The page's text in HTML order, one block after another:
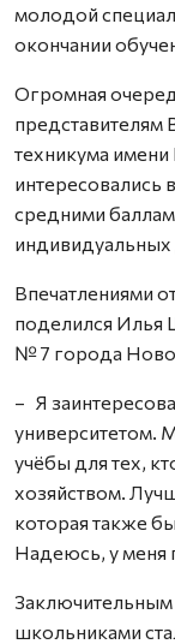
молодой
окончании
Огромная
представителям
техникума
интересовались
средними
индивидуальных
Впечатлениями
поделился Илья
№ 7 города
– Я
университетом.
учёбы для тех,
хозяйством.
которая также
Надеюсь, у меня
Заключительным
школьниками